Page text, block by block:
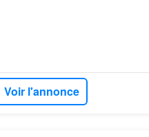
Voir l'annonce